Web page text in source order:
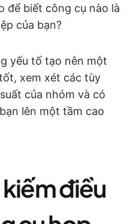
để biết công cụ nào là
của bạn?
yếu tố tạo nên một
xem xét các tùy
của nhóm và có
lên một tầm cao
điều